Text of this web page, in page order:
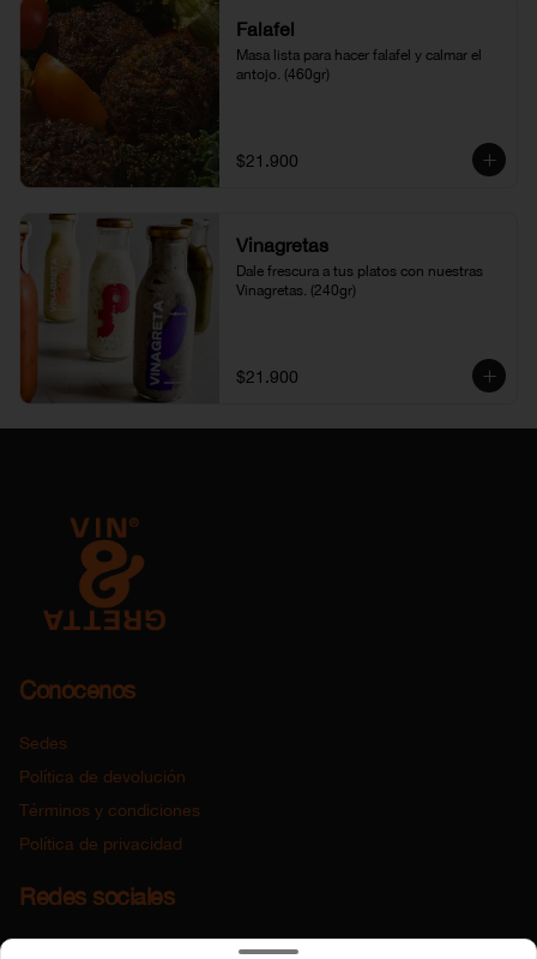
Falafel
Masa lista para hacer falafel y calmar el
antojo. (460gr)
$21.900
Vinagretas
Dale frescura a tus platos con nuestras
Vinagretas. (240gr)
$21.900
Conócenos
Sedes
Política de devolución
Términos y condiciones
Política de privacidad
Redes sociales